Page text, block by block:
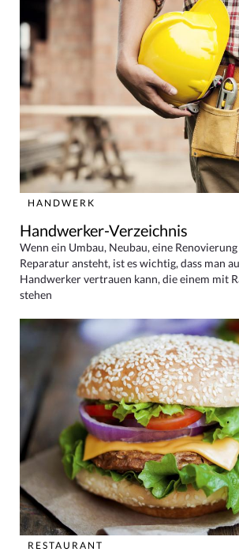
HANDWERK
Handwerker-Verzeichnis
Wenn ein Umbau, Neubau, eine
Reparatur ansteht, ist es wichtig, dass man
Handwerker vertrauen kann, die einem mit
stehen
RESTAURANT